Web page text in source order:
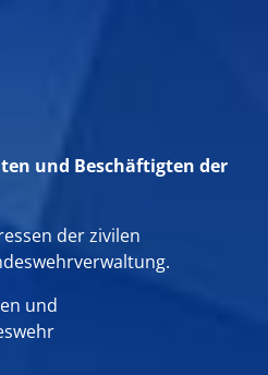
und Beschäftigten der
der zivilen
und